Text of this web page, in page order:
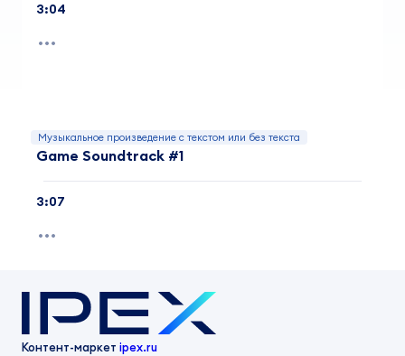
3:04
Музыкальное произведение с текстом или без текста
Game Soundtrack #1
3:07
Контент-маркет ipex.ru